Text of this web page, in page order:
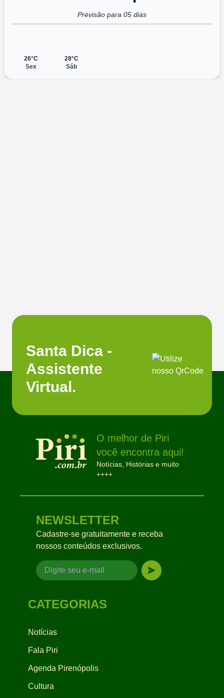
Previsão para 05 dias
26°C
Sex
28°C
Sáb
Santa Dica -
Assistente
Virtual.
O melhor de Piri
você encontra aqui!
Notícias, Histórias e muito
++++
NEWSLETTER
Cadastre-se gratuitamente e receba
nossos conteúdos exclusivos.
CATEGORIAS
Notícias
Fala Piri
Agenda Pirenópolis
Cultura